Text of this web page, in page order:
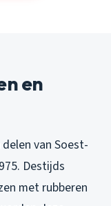
en
van Soest-
Destijds
met rubberen